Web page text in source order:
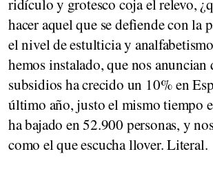
ridículo y grotesco coja el relevo,
hacer aquel que se defiende con la
el nivel de estulticia y
hemos instalado, que nos anuncian
subsidios ha crecido un 10% en
último año, justo el mismo tiempo
ha bajado en 52.900 personas, y
como el que escucha llover. Literal.